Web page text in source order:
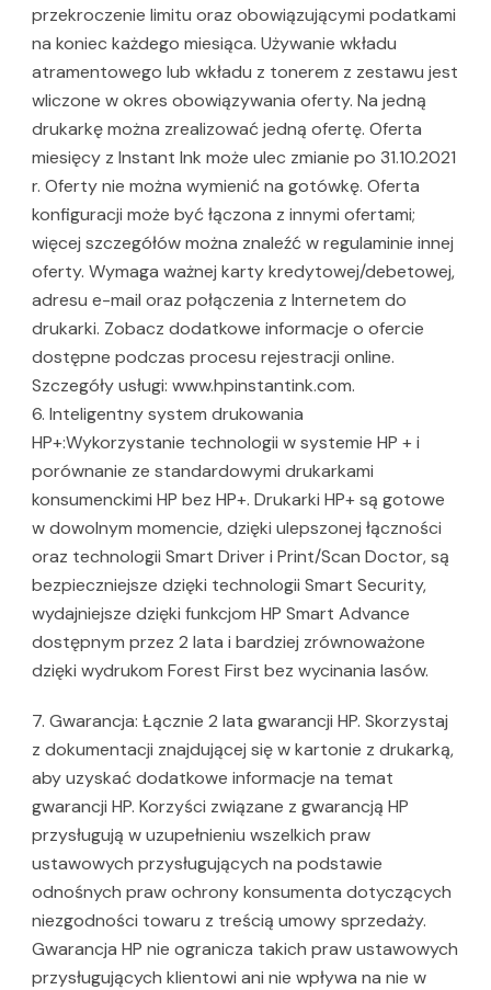
przekroczenie limitu oraz obowiązującymi podatkami
na koniec każdego miesiąca. Używanie wkładu
atramentowego lub wkładu z tonerem z zestawu jest
wliczone w okres obowiązywania oferty. Na jedną
drukarkę można zrealizować jedną ofertę. Oferta
miesięcy z Instant Ink może ulec zmianie po 31.10.2021
r. Oferty nie można wymienić na gotówkę. Oferta
konfiguracji może być łączona z innymi ofertami;
więcej szczegółów można znaleźć w regulaminie innej
oferty. Wymaga ważnej karty kredytowej/debetowej,
adresu e-mail oraz połączenia z Internetem do
drukarki. Zobacz dodatkowe informacje o ofercie
dostępne podczas procesu rejestracji online.
Szczegóły usługi: www.hpinstantink.com.
6. Inteligentny system drukowania
HP+:Wykorzystanie technologii w systemie HP + i
porównanie ze standardowymi drukarkami
konsumenckimi HP bez HP+. Drukarki HP+ są gotowe
w dowolnym momencie, dzięki ulepszonej łączności
oraz technologii Smart Driver i Print/Scan Doctor, są
bezpieczniejsze dzięki technologii Smart Security,
wydajniejsze dzięki funkcjom HP Smart Advance
dostępnym przez 2 lata i bardziej zrównoważone
dzięki wydrukom Forest First bez wycinania lasów.
7. Gwarancja: Łącznie 2 lata gwarancji HP. Skorzystaj
z dokumentacji znajdującej się w kartonie z drukarką,
aby uzyskać dodatkowe informacje na temat
gwarancji HP. Korzyści związane z gwarancją HP
przysługują w uzupełnieniu wszelkich praw
ustawowych przysługujących na podstawie
odnośnych praw ochrony konsumenta dotyczących
niezgodności towaru z treścią umowy sprzedaży.
Gwarancja HP nie ogranicza takich praw ustawowych
przysługujących klientowi ani nie wpływa na nie w